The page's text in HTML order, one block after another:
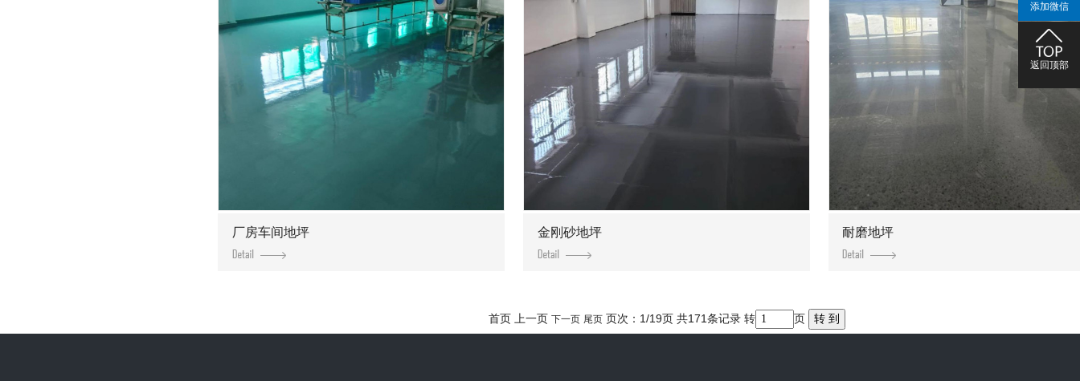
厂房车间地坪 金刚砂地坪 耐磨地坪
首页 上一页 下一页 尾页 页次：1/19页 共171条记录 转 页
添加微信
返回顶部